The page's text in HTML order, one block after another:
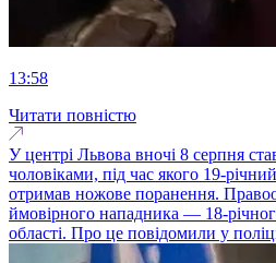
13:58
Читати повністю
У центрі Львова вночі 8 серпня
чоловіками, під час якого 19-
отримав ножове поранення.
ймовірного нападника — 18-
області. Про це повідомили у